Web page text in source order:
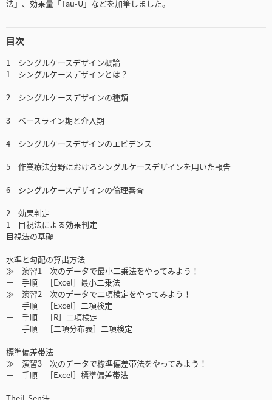
法」、効果量「Tau-U」などを加筆しました。
目次
1 シングルケースデザイン概論
1 シングルケースデザインとは？
2 シングルケースデザインの種類
3 ベースライン期と介入期
4 シングルケースデザインのエビデンス
5 作業療法分野におけるシングルケースデザインを用いた報告
6 シングルケースデザインの倫理審査
2 効果判定
1 目視法による効果判定
目視法の基礎
水準と勾配の算出方法
≫ 演習1 次のデータで最小二乗法をやってみよう！
－ 手順 ［Excel］最小二乗法
≫ 演習2 次のデータで二項検定をやってみよう！
－ 手順 ［Excel］二項検定
－ 手順 ［R］二項検定
－ 手順 ［二項分布表］二項検定
標準偏差帯法
≫ 演習3 次のデータで標準偏差帯法をやってみよう！
－ 手順 ［Excel］標準偏差帯法